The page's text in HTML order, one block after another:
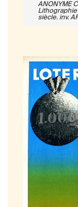
ANONYME
siècle. inv.